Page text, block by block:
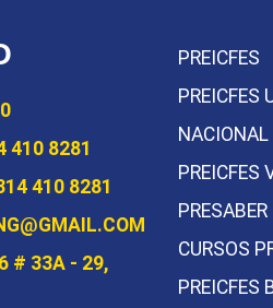
410 8281
410 8281
# 33A - 29,
PREICFES
PREICFES
NACIONAL
PREICFES
PRESABER
CURSOS
PREICFES